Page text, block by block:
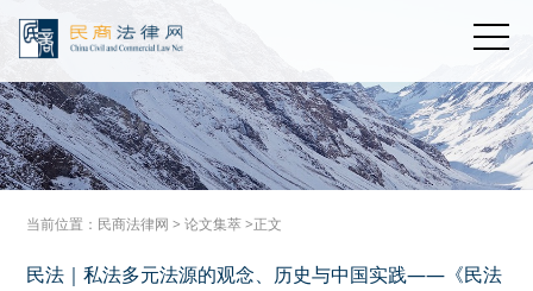
当前位置： 民商法律网 >论文集萃>正文
民法｜私法多元法源的观念、历史与中国实践——《民法